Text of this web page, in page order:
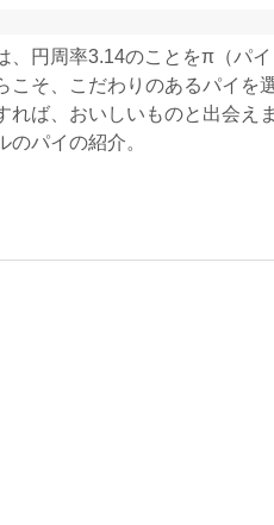
円周率3.14のことをπ（パイ
こそ、こだわりのあるパイを
れば、おいしいものと出会えま
パイの紹介。